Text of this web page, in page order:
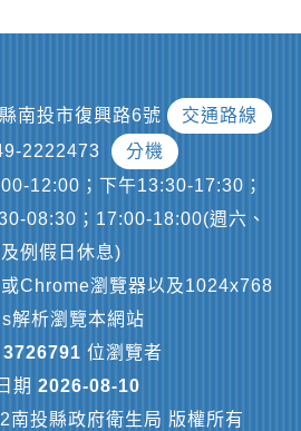
南投市復興路6號
交通路線
2222473
分機
12:00；下午13:30-17:30；
08:30；17:00-18:00(週六、
及例假日休息)
Chrome瀏覽器以及1024x768
解析瀏覽本網站
3726791 位瀏覽者
期 2026-08-10
投縣政府衛生局 版權所有